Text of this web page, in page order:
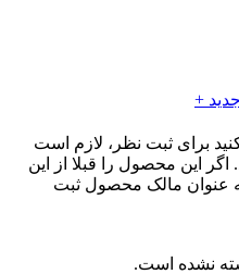
+
برای ثبت نظر، لازم است
این محصول را قبلا از این
عنوان مالک محصول ثبت
نشده است.